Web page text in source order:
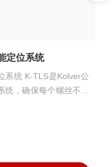
定位系统
系统 K-TLS是Kolver公
，确保每个螺丝不仅
除了对额外臂位控制单
功能，包括与MES和P
了整个过程。